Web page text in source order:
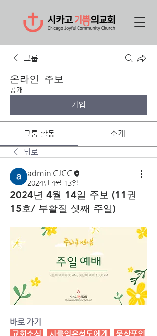
그룹
온라인 주보
공개
가입
그룹 활동
소개
뒤로
admin CJCC
2024년 4월 13일
2024년 4월 14일 주보 (11권
15호/ 부활절 셋째 주일)
바로 가기
교회소식
시를잊은성도에게
묵상포인